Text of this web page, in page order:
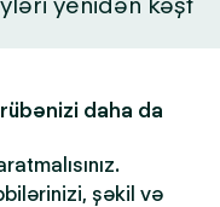
daha da
şəkil və